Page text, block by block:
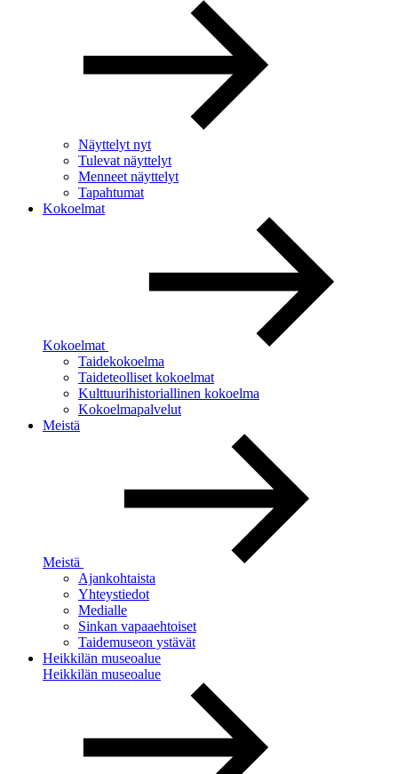
Näyttelyt nyt
Tulevat näyttelyt
Menneet näyttelyt
Tapahtumat
Kokoelmat
Kokoelmat
Taidekokoelma
Taideteolliset kokoelmat
Kulttuurihistoriallinen kokoelma
Kokoelmapalvelut
Meistä
Meistä
Ajankohtaista
Yhteystiedot
Medialle
Sinkan vapaaehtoiset
Taidemuseon ystävät
Heikkilän museoalue
Heikkilän museoalue